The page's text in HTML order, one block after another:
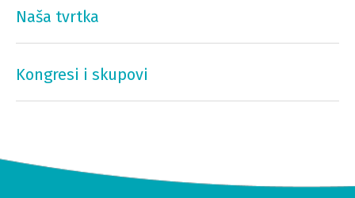
Naša tvrtka
Kongresi i skupovi